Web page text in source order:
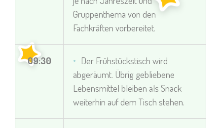
Gruppenthema von den
Fachkräften vorbereitet.
09:30
Der Frühstückstisch wird
abgeräumt. Übrig gebliebene
Lebensmittel bleiben als Snack
weiterhin auf dem Tisch stehen.